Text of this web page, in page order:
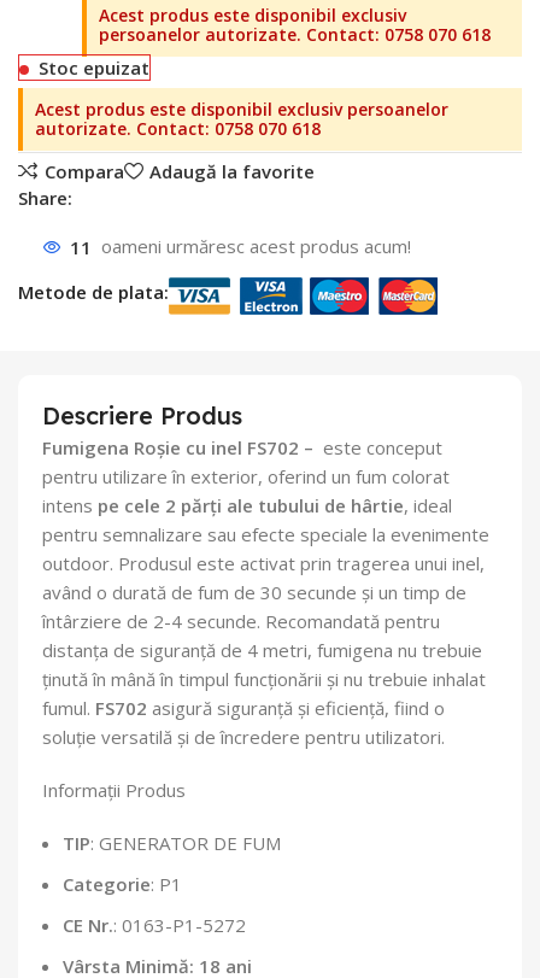
Stoc epuizat
Compara
Adaugă la favorite
Share:
11 oameni urmăresc acest produs acum!
Metode de plata:
Descriere Produs
Fumigena Roșie cu inel FS702 – este conceput
pentru utilizare în exterior, oferind un fum colorat
intens pe cele 2 părți ale tubului de hârtie, ideal
pentru semnalizare sau efecte speciale la evenimente
outdoor. Produsul este activat prin tragerea unui inel,
având o durată de fum de 30 secunde și un timp de
întârziere de 2-4 secunde. Recomandată pentru
distanța de siguranță de 4 metri, fumigena nu trebuie
ținută în mână în timpul funcționării și nu trebuie inhalat
fumul. FS702 asigură siguranță și eficiență, fiind o
soluție versatilă și de încredere pentru utilizatori.
Informații Produs
TIP: GENERATOR DE FUM
Categorie: P1
CE Nr.: 0163-P1-5272
Vârsta Minimă: 18 ani